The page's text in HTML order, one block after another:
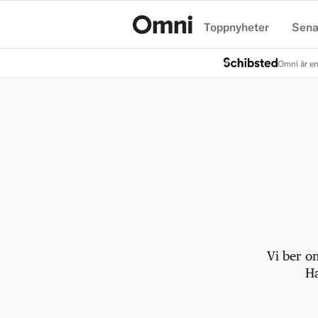
Toppnyheter
Omni är
Vi ber